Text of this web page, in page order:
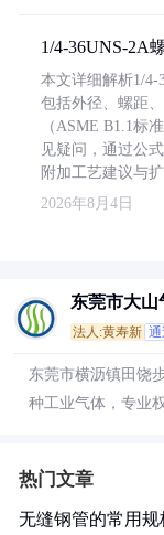
1/4-36UNS-2A
本文详细解析1/4-
包括外径、螺距
（ASME B1.1标
见疑问，通过公
附加工艺建议与扩
2026年8月4日
东莞市大山
法人:黄寿新
东莞市横沥镇田饶
种工业气体，专业
热门文章
无缝钢管的常用规